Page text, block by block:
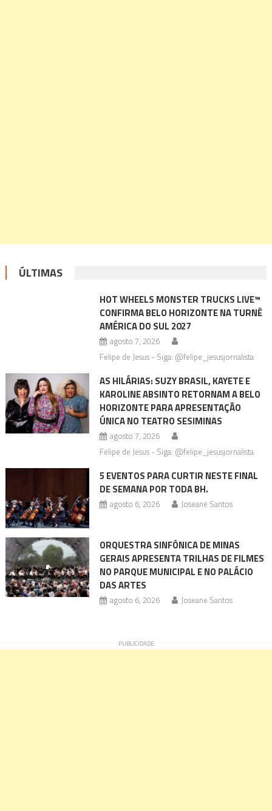
ÚLTIMAS
HOT WHEELS MONSTER TRUCKS LIVE™
CONFIRMA BELO HORIZONTE NA TURNÊ
AMÉRICA DO SUL 2027
agosto 7, 2026
Felipe de Jesus - Siga: @felipe_jesusjornalista
AS HILÁRIAS: SUZY BRASIL, KAYETE E
KAROLINE ABSINTO RETORNAM A BELO
HORIZONTE PARA APRESENTAÇÃO
ÚNICA NO TEATRO SESIMINAS
agosto 7, 2026
Felipe de Jesus - Siga: @felipe_jesusjornalista
5 EVENTOS PARA CURTIR NESTE FINAL
DE SEMANA POR TODA BH.
agosto 6, 2026 Joseane Santos
ORQUESTRA SINFÔNICA DE MINAS
GERAIS APRESENTA TRILHAS DE FILMES
NO PARQUE MUNICIPAL E NO PALÁCIO
DAS ARTES
agosto 6, 2026 Joseane Santos